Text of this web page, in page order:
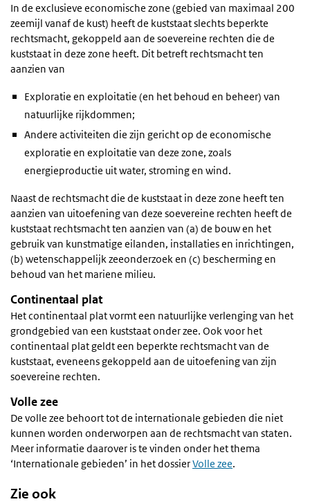
In de exclusieve economische zone (gebied van maximaal 200
zeemijl vanaf de kust) heeft de kuststaat slechts beperkte
rechtsmacht, gekoppeld aan de soevereine rechten die de
kuststaat in deze zone heeft. Dit betreft rechtsmacht ten
aanzien van
Exploratie en exploitatie (en het behoud en beheer) van
natuurlijke rijkdommen;
Andere activiteiten die zijn gericht op de economische
exploratie en exploitatie van deze zone, zoals
energieproductie uit water, stroming en wind.
Naast de rechtsmacht die de kuststaat in deze zone heeft ten
aanzien van uitoefening van deze soevereine rechten heeft de
kuststaat rechtsmacht ten aanzien van (a) de bouw en het
gebruik van kunstmatige eilanden, installaties en inrichtingen,
(b) wetenschappelijk zeeonderzoek en (c) bescherming en
behoud van het mariene milieu.
Continentaal plat
Het continentaal plat vormt een natuurlijke verlenging van het
grondgebied van een kuststaat onder zee. Ook voor het
continentaal plat geldt een beperkte rechtsmacht van de
kuststaat, eveneens gekoppeld aan de uitoefening van zijn
soevereine rechten.
Volle zee
De volle zee behoort tot de internationale gebieden die niet
kunnen worden onderworpen aan de rechtsmacht van staten.
Meer informatie daarover is te vinden onder het thema
‘Internationale gebieden’ in het dossierVolle zee.
Zie ook